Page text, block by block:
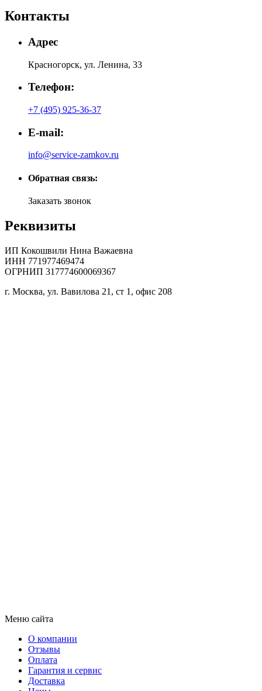
Контакты
Адрес
Красногорск, ул. Ленина, 33
Телефон:
+7 (495) 925-36-37
E-mail:
info@service-zamkov.ru
Обратная связь:
Заказать звонок
Реквизиты
ИП Кокошвили Нина Важаевна
ИНН 771977469474
ОГРНИП 317774600069367
г. Москва, ул. Вавилова 21, ст 1, офис 208
Меню сайта
О компании
Отзывы
Оплата
Гарантия и сервис
Доставка